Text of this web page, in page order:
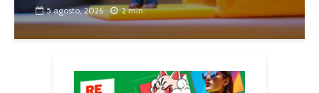
5 agosto, 2026 2 min.